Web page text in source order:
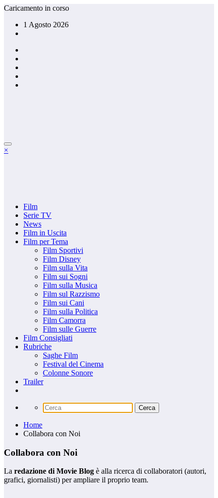
Vai
contenuto
Caricamento in corso
1 Agosto 2026
×
Film
Serie TV
News
Film in Uscita
Film per Tema
Film Sportivi
Film Disney
Film sulla Vita
Film sui Sogni
Film sulla Musica
Film sul Razzismo
Film sui Cani
Film sulla Politica
Film Camorra
Film sulle Guerre
Film Consigliati
Rubriche
Saghe Film
Festival del Cinema
Colonne Sonore
Trailer
Home
Collabora con Noi
Collabora con Noi
La redazione di Movie Blog è alla ricerca di collaboratori (autori,
grafici, giornalisti) per ampliare il proprio team.